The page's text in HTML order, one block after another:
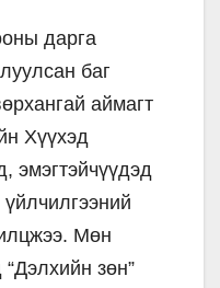
дарга
баг
аймагт
Хүүхэд
эмэгтэйчүүдэд
Мөн
зөн”